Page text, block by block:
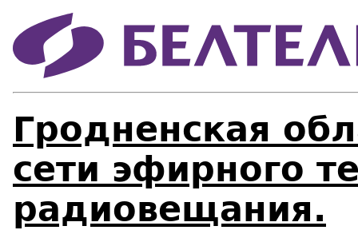
Гродненская
сети эфирного
радиовещания.